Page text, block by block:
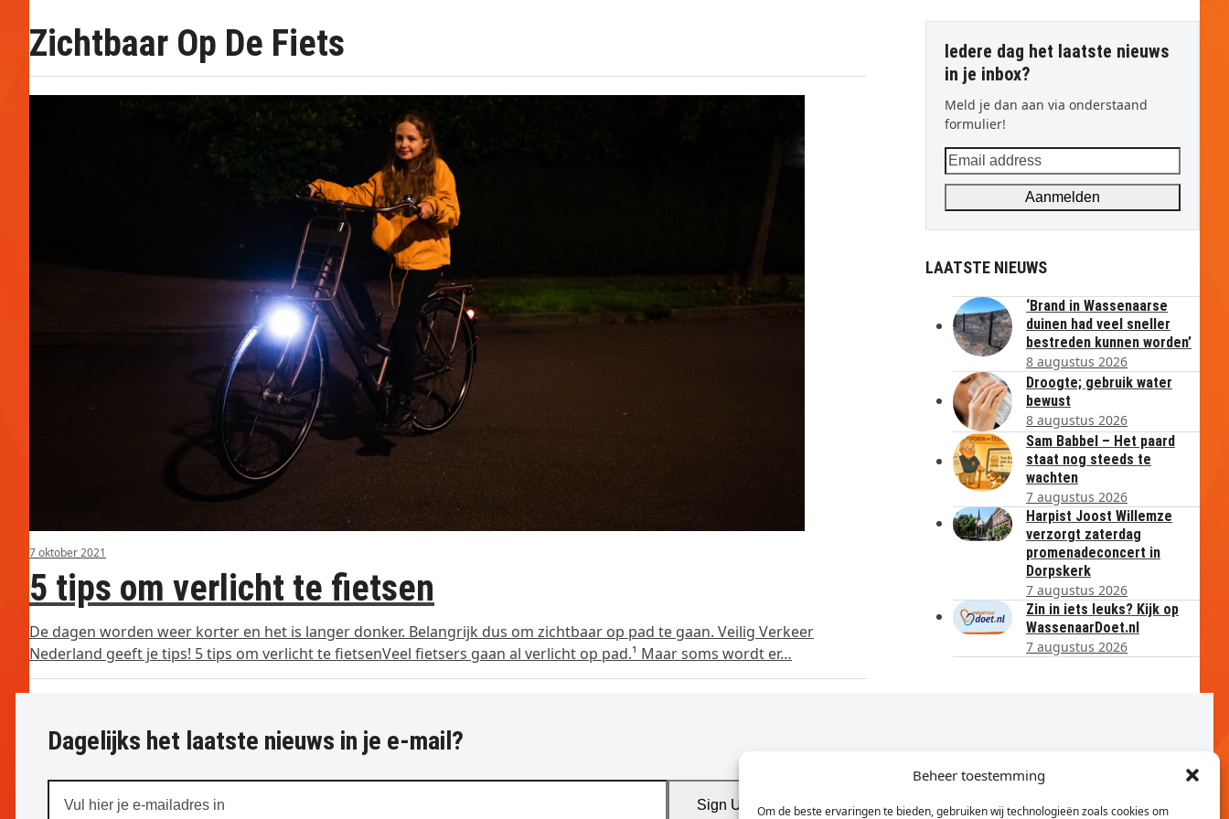
Beheer toestemming
Om de beste ervaringen te bieden, gebruiken wij technologieën zoals cookies om
Zichtbaar Op De Fiets
7 oktober 2021
5 tips om verlicht te fietsen
De dagen worden weer korter en het is langer donker. Belangrijk dus om zichtbaar op pad te gaan. Veilig Verkeer
Nederland geeft je tips! 5 tips om verlicht te fietsenVeel fietsers gaan al verlicht op pad.¹ Maar soms wordt er…
Iedere dag het laatste nieuws
in je inbox?
Meld je dan aan via onderstaand
formulier!
Email
address
Aanmelden
LAATSTE NIEUWS
‘Brand in Wassenaarse
duinen had veel sneller
bestreden kunnen worden’
8 augustus 2026
Droogte; gebruik water
bewust
8 augustus 2026
Sam Babbel – Het paard
staat nog steeds te
wachten
7 augustus 2026
Harpist Joost Willemze
verzorgt zaterdag
promenadeconcert in
Dorpskerk
7 augustus 2026
Zin in iets leuks? Kijk op
WassenaarDoet.nl
7 augustus 2026
Dagelijks het laatste nieuws in je e-mail?
hier
Sign Up